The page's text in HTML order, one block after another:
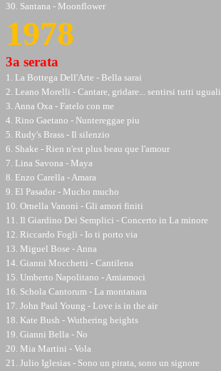
30. Santana - Moonflower
1978
3a serata
1. La Bottega Dell'Arte - Bella sarai
2. Leano Morelli - Cantare, gridare... sentirsi tutti uguali
3. Anna Oxa - Fatelo con me
4. Rino Gaetano - Nuntereggae piu
5. Rudy's Brass - Il silenzio
6. Shake - Rien n'est plus beau que l'amour
7. Lina Savona - Maya
8. Enzo Carella - Amara
9. El Pasador - Mucho mucho
10. Ornella Vanoni - Gli amori finiti
11. Il Giardino Dei Semplici - Concerto in La minore
12. Riccardo Fogli - Io ti porto via
13. Miguel Bose - Anna
14. Gianni Mocchetti - Cantilena
15. Umberto Napolitano - Amiamoci
16. Schola Cantorum - La montanara
17. John Paul Young - Love is in the air
18. Kate Bush - Wuthering heights
19. Gianni Bella - No
20. Mia Martini - Vola
21. Julio Iglesias - Sono un pirata, sono un signore